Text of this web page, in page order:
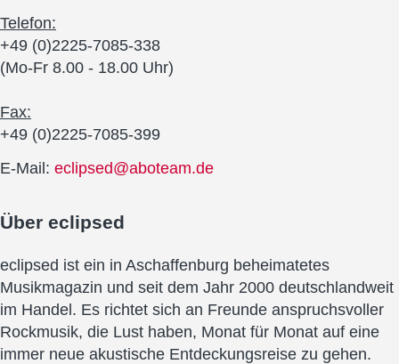
Telefon:
+49 (0)2225-7085-338
(Mo-Fr 8.00 - 18.00 Uhr)
Fax:
+49 (0)2225-7085-399
E-Mail: eclipsed@aboteam.de
Über eclipsed
eclipsed ist ein in Aschaffenburg beheimatetes
Musikmagazin und seit dem Jahr 2000 deutschlandweit
im Handel. Es richtet sich an Freunde anspruchsvoller
Rockmusik, die Lust haben, Monat für Monat auf eine
immer neue akustische Entdeckungsreise zu gehen.